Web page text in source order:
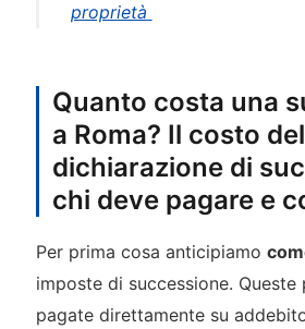
proprietà
Quanto costa una
a Roma? Il costo
dichiarazione di
chi deve pagare e
Per prima cosa anticipiamo
imposte di successione. Queste
pagate direttamente su